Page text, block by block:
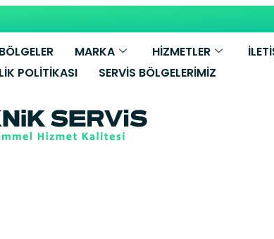
BÖLGELER MARKA HİZMETLER
POLITIKASI SERVIS BÖLGELERIMIZ